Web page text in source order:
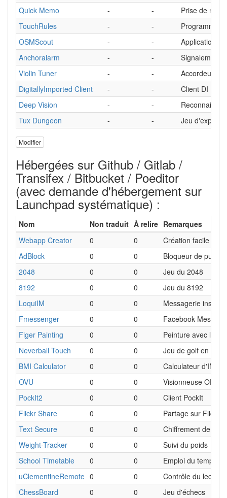
Quick Memo
- -
Prise de notes
TouchRules
- -
OSMScout
- -
Application
Anchoralarm
- -
Signalement
Violin Tuner
- -
Accordeur de
DigitallyImported Client
- -
Client DI
Deep Vision
- -
Tux Dungeon
- - Jeu
Modifier
Hébergées sur Github / Gitlab /
Transifex / Bitbucket / Poeditor
(avec demande d'hébergement sur
Launchpad systématique) :
Nom Non traduit À relire Remarques
Webapp Creator
0 0
Création facile de
AdBlock
0 0
Bloqueur de
2048
0 0
Jeu du 2048
8192
0 0
Jeu du 8192
LoquiIM
0 0
Messagerie
Fmessenger
0 0
Facebook
Figer Painting
0 0
Peinture avec les
Neverball Touch
0 0
Jeu de golf en 3D
BMI Calculator
0 0
Calculateur d'IMC
OVU
0 0
Visionneuse OPDS
PockIt2
0 0
Client PockIt
Flickr Share
0 0
Partage sur Flickr
Text Secure
0 0
Chiffrement de
Weight-Tracker
0 0
Suivi du poids
School Timetable
0 0
Emploi du temps
uClementineRemote 0 0
Contrôle du lecteur
ChessBoard
0 0
Jeu d'échecs